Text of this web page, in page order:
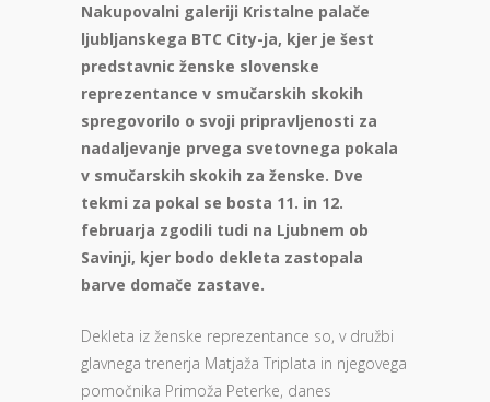
Nakupovalni galeriji Kristalne palače
ljubljanskega BTC City-ja, kjer je šest
predstavnic ženske slovenske
reprezentance v smučarskih skokih
spregovorilo o svoji pripravljenosti za
nadaljevanje prvega svetovnega pokala
v smučarskih skokih za ženske. Dve
tekmi za pokal se bosta 11. in 12.
februarja zgodili tudi na Ljubnem ob
Savinji, kjer bodo dekleta zastopala
barve domače zastave.
Dekleta iz ženske reprezentance so, v družbi
glavnega trenerja Matjaža Triplata in njegovega
pomočnika Primoža Peterke, danes